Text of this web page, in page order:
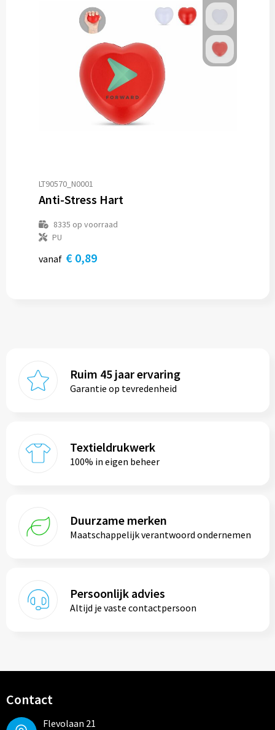
LT90570_N0001
Anti-Stress Hart
8335 op voorraad
PU
vanaf € 0,89
Ruim 45 jaar ervaring
Garantie op tevredenheid
Textieldrukwerk
100% in eigen beheer
Duurzame merken
Maatschappelijk verantwoord ondernemen
Persoonlijk advies
Altijd je vaste contactpersoon
Contact
Flevolaan 21